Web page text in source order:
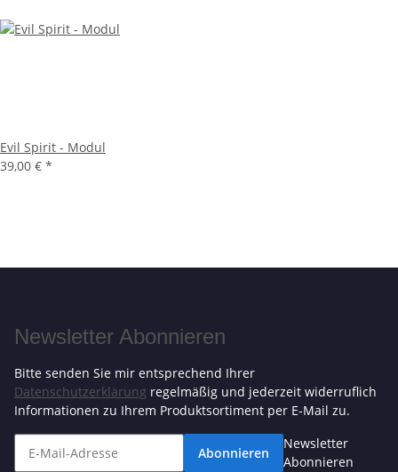
Evil Spirit - Modul
39,00 € *
Newsletter Abonnieren
Bitte senden Sie mir entsprechend Ihrer
Datenschutzerklärung regelmäßig und jederzeit widerruflich
Informationen zu Ihrem Produktsortiment per E-Mail zu.
Abonnieren
Newsletter
Abonnieren